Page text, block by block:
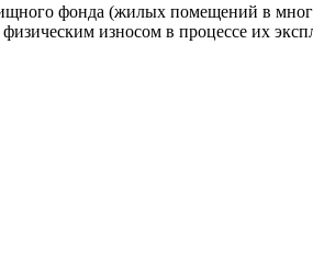
фонда (жилых помещений в
износом в процессе их